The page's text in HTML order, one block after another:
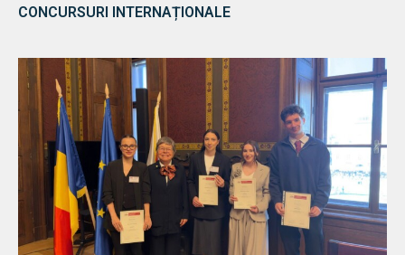
CONCURSURI INTERNAȚIONALE